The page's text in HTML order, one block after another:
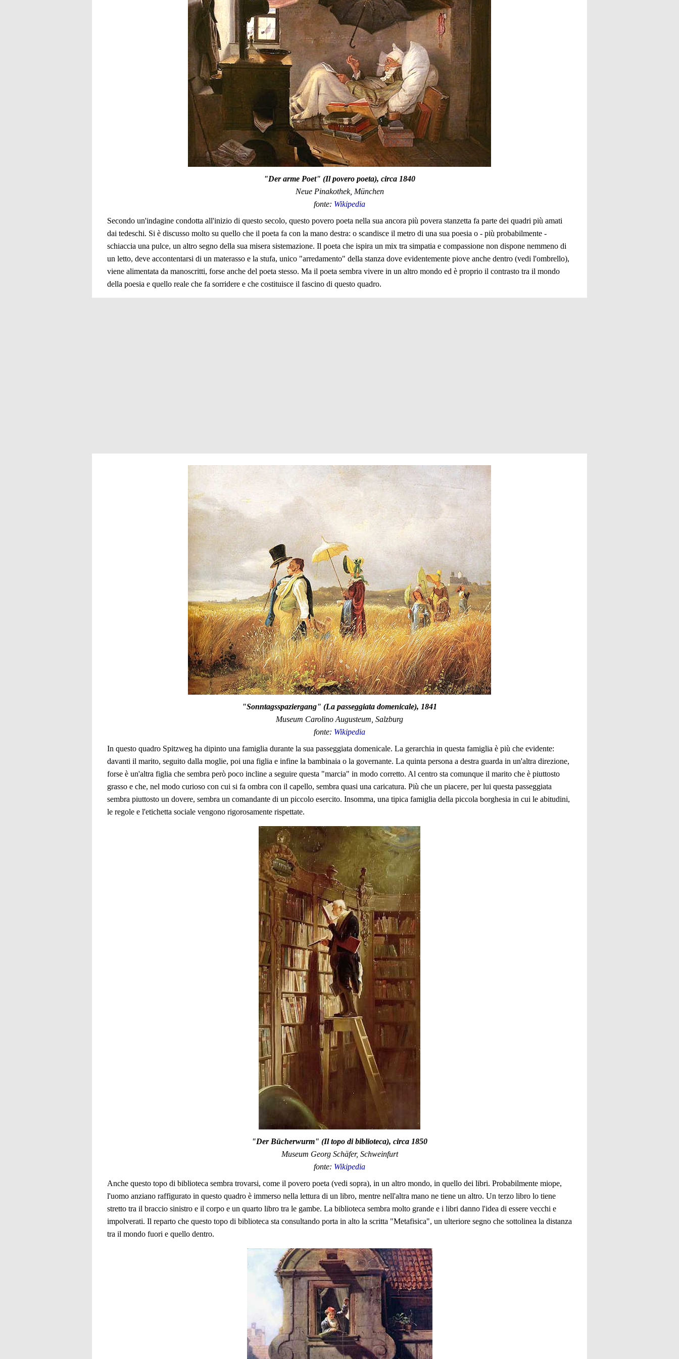
"Der arme Poet" (Il povero poeta), circa 1840
Neue Pinakothek, München
fonte: Wikipedia
Secondo un'indagine condotta all'inizio di questo secolo, questo povero poeta nella sua ancora più povera stanzetta fa parte dei quadri più amati
dai tedeschi. Si è discusso molto su quello che il poeta fa con la mano destra: o scandisce il metro di una sua poesia o - più probabilmente -
schiaccia una pulce, un altro segno della sua misera sistemazione. Il poeta che ispira un mix tra simpatia e compassione non dispone nemmeno di
un letto, deve accontentarsi di un materasso e la stufa, unico "arredamento" della stanza dove evidentemente piove anche dentro (vedi l'ombrello),
viene alimentata da manoscritti, forse anche del poeta stesso. Ma il poeta sembra vivere in un altro mondo ed è proprio il contrasto tra il mondo
della poesia e quello reale che fa sorridere e che costituisce il fascino di questo quadro.
"Sonntagsspaziergang" (La passeggiata domenicale), 1841
Museum Carolino Augusteum, Salzburg
fonte: Wikipedia
In questo quadro Spitzweg ha dipinto una famiglia durante la sua passeggiata domenicale. La gerarchia in questa famiglia è più che evidente:
davanti il marito, seguito dalla moglie, poi una figlia e infine la bambinaia o la governante. La quinta persona a destra guarda in un'altra direzione,
forse è un'altra figlia che sembra però poco incline a seguire questa "marcia" in modo corretto. Al centro sta comunque il marito che è piuttosto
grasso e che, nel modo curioso con cui si fa ombra con il capello, sembra quasi una caricatura. Più che un piacere, per lui questa passeggiata
sembra piuttosto un dovere, sembra un comandante di un piccolo esercito. Insomma, una tipica famiglia della piccola borghesia in cui le abitudini,
le regole e l'etichetta sociale vengono rigorosamente rispettate.
"Der Bücherwurm" (Il topo di biblioteca), circa 1850
Museum Georg Schäfer, Schweinfurt
fonte: Wikipedia
Anche questo topo di biblioteca sembra trovarsi, come il povero poeta (vedi sopra), in un altro mondo, in quello dei libri. Probabilmente miope,
l'uomo anziano raffigurato in questo quadro è immerso nella lettura di un libro, mentre nell'altra mano ne tiene un altro. Un terzo libro lo tiene
stretto tra il braccio sinistro e il corpo e un quarto libro tra le gambe. La biblioteca sembra molto grande e i libri danno l'idea di essere vecchi e
impolverati. Il reparto che questo topo di biblioteca sta consultando porta in alto la scritta "Metafisica", un ulteriore segno che sottolinea la distanza
tra il mondo fuori e quello dentro.